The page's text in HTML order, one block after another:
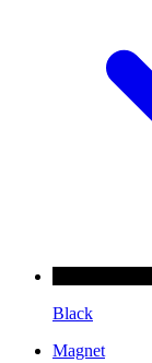
Black
Magnet